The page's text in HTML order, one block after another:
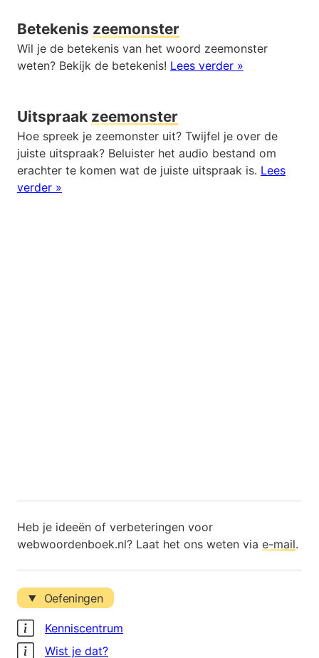
Betekenis zeemonster
Wil je de betekenis van het woord zeemonster
weten? Bekijk de betekenis! Lees verder »
Uitspraak zeemonster
Hoe spreek je zeemonster uit? Twijfel je over de
juiste uitspraak? Beluister het audio bestand om
erachter te komen wat de juiste uitspraak is. Lees
verder »
Heb je ideeën of verbeteringen voor
webwoordenboek.nl? Laat het ons weten via e-mail.
Oefeningen
Kenniscentrum
Wist je dat?